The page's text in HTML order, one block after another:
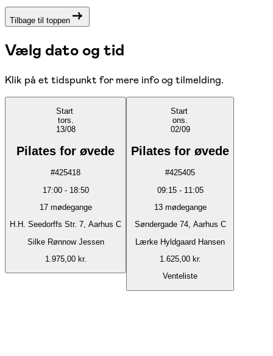
Tilbage til toppen
Vælg dato og tid
Klik på et tidspunkt for mere info og tilmelding.
Start
tors.
13/08
Pilates for øvede
#425418
17:00- 18:50
17 mødegange
H.H. Seedorffs Str. 7, Aarhus C
Silke Rønnow Jessen
1.975,00 kr.
Start
ons.
02/09
Pilates for øvede
#425405
09:15- 11:05
13 mødegange
Søndergade 74, Aarhus C
Lærke Hyldgaard Hansen
1.625,00 kr.
Venteliste